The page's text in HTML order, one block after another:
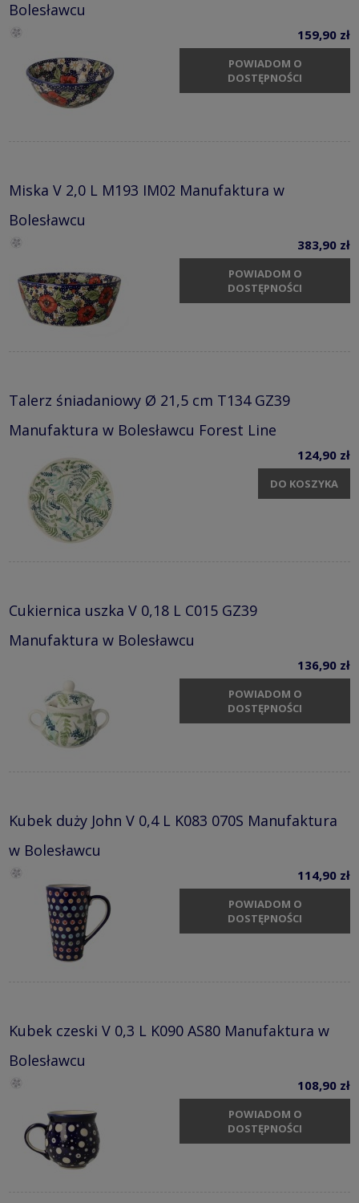
Bolesławcu
159,90 zł
POWIADOM O
DOSTĘPNOŚCI
Miska V 2,0 L M193 IM02 Manufaktura w
Bolesławcu
383,90 zł
POWIADOM O
DOSTĘPNOŚCI
Talerz śniadaniowy Ø 21,5 cm T134 GZ39
Manufaktura w Bolesławcu Forest Line
124,90 zł
DO KOSZYKA
Cukiernica uszka V 0,18 L C015 GZ39
Manufaktura w Bolesławcu
136,90 zł
POWIADOM O
DOSTĘPNOŚCI
Kubek duży John V 0,4 L K083 070S Manufaktura
w Bolesławcu
114,90 zł
POWIADOM O
DOSTĘPNOŚCI
Kubek czeski V 0,3 L K090 AS80 Manufaktura w
Bolesławcu
108,90 zł
POWIADOM O
DOSTĘPNOŚCI